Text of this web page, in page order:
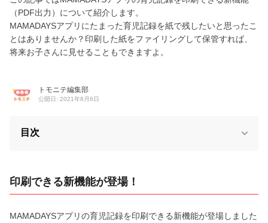
（PDF出力）について紹介します。
MAMADAYSアプリにたまった育児記録を紙で残したいと思ったこ
とはありませんか？印刷した紙をファイリングして保管すれば、
将来お子さんに見せることもできますよ。
トモニテ編集部
公開日: 2021年8月6日
目次
印刷できる新機能が登場！
MAMADAYSアプリの育児記録を印刷できる新機能が登場しました